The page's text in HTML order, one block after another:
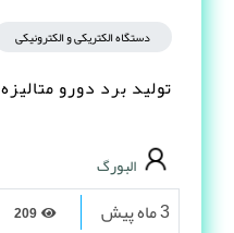
دستگاه الکتریکی و الکترونیکی
تولید برد دورو متالیزه
البورگ
3 ماه پیش